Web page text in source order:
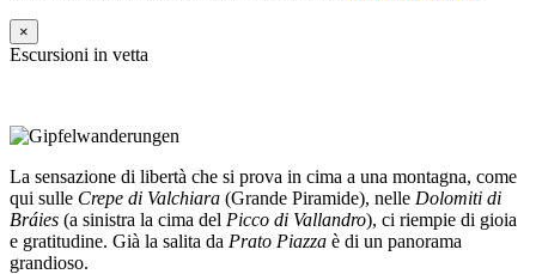
×
Escursioni in vetta
La sensazione di libertà che si prova in cima a una montagna, come
qui sulle Crepe di Valchiara (Grande Piramide), nelle Dolomiti di
Bráies (a sinistra la cima del Picco di Vallandro), ci riempie di gioia
e gratitudine. Già la salita da Prato Piazza è di un panorama
grandioso.